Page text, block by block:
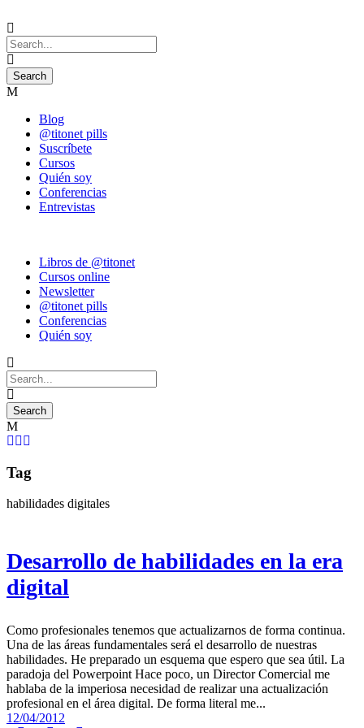
Blog
@titonet pills
Suscríbete
Cursos
Quién soy
Conferencias
Entrevistas
Libros de @titonet
Cursos online
Newsletter
@titonet pills
Conferencias
Quién soy
Tag
habilidades digitales
Desarrollo de habilidades en la era
digital
Como profesionales tenemos que actualizarnos de forma continua.
Una de las áreas fundamentales será el desarrollo de nuestras
habilidades. He preparado un esquema que espero que sea útil. La
paradoja del Powerpoint Hace poco, un Director Comercial me
hablaba de la imperiosa necesidad de realizar una actualización
profesional en el área digital. De forma literal me...
12/04/2012